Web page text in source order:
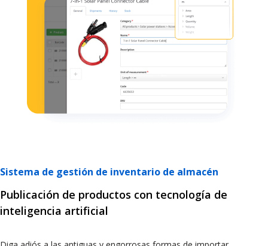
Sistema de gestión de inventario de almacén
Publicación de productos con tecnología de
inteligencia artificial